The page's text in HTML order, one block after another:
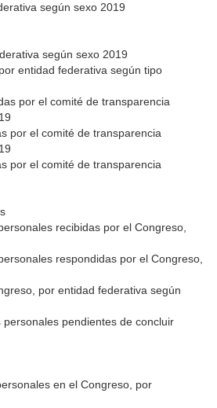
según sexo 2019
según sexo 2019
entidad federativa según tipo
por el comité de transparencia
por el comité de transparencia
por el comité de transparencia
recibidas por el Congreso,
respondidas por el Congreso,
por entidad federativa según
pendientes de concluir
en el Congreso, por